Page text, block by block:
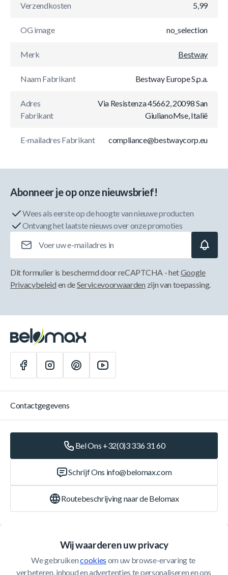
Verzendkosten 5,99
OG image no_selection
Merk Bestway
Naam Fabrikant Bestway Europe S.p.a.
Adres
Fabrikant
Via Resistenza 45662, 20098 San
GiulianoMse, Italië
E-mailadres Fabrikant compliance@bestwaycorp.eu
Wij waarderen uw privacy
We gebruiken cookies om uw browse-ervaring te
verbeteren, inhoud en advertenties te personaliseren en ons
Abonneer je op onze nieuwsbrief!
Wees als eerste op de hoogte van nieuwe producten
Ontvang het laatste nieuws over onze promoties
Dit formulier is beschermd door reCAPTCHA - hetGoogle
Privacybeleid en deServicevoorwaarden zijn van toepassing.
Klantenservice
Contactgegevens
Bel Ons +32(0)3 336 31 60
Schrijf Ons info@belomax.com
Routebeschrijving naar de Belomax